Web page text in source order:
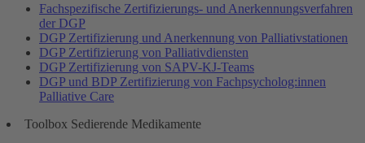
Fachspezifische Zertifizierungs- und Anerkennungsverfahren
der DGP
DGP Zertifizierung und Anerkennung von Palliativstationen
DGP Zertifizierung von Palliativdiensten
DGP Zertifizierung von SAPV-KJ-Teams
DGP und BDP Zertifizierung von Fachpsycholog:innen
Palliative Care
Toolbox Sedierende Medikamente